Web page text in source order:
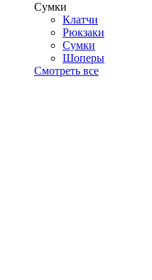
Сумки
Клатчи
Рюкзаки
Сумки
Шоперы
Смотреть все